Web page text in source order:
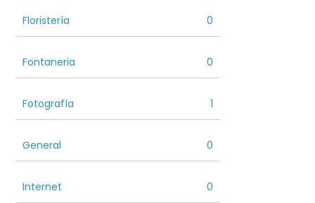
Floristería 0
Fontaneria 0
Fotografía 1
General 0
Internet 0